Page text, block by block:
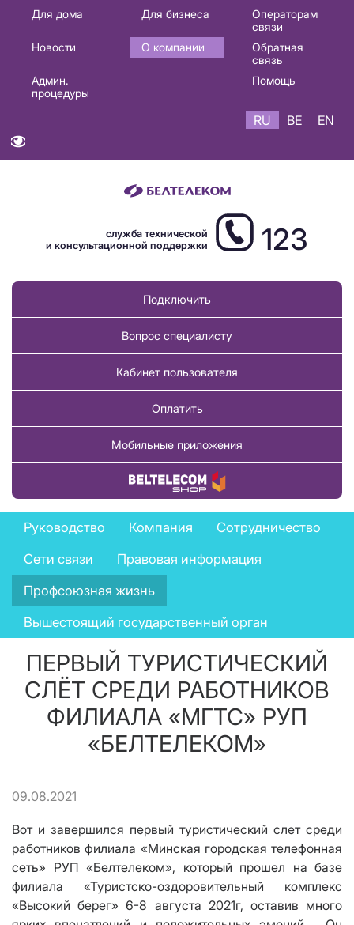
Основная
навигация
Для дома Для бизнеса
Операторам
связи
Новости
О компании
Обратная
связь
Админ.
процедуры
Помощь
RU BE EN
служба технической
и консультационной поддержки
123
Подключить
Вопрос специалисту
Кабинет пользователя
Оплатить
Мобильные приложения
Купить товар
Company
menu
Руководство Компания
Сотрудничество
Сети связи
Правовая информация
Профсоюзная жизнь
Вышестоящий государственный орган
ПЕРВЫЙ ТУРИСТИЧЕСКИЙ
СЛЁТ СРЕДИ РАБОТНИКОВ
ФИЛИАЛА «МГТС» РУП
«БЕЛТЕЛЕКОМ»
09.08.2021
Вот и завершился первый туристический слет среди
работников филиала «Минская городская телефонная
сеть» РУП «Белтелеком», который прошел на базе
филиала «Туристско-оздоровительный комплекс
«Высокий берег» 6-8 августа 2021г, оставив много